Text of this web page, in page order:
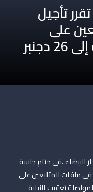
تأجيل
على
خلفية أحداث الحسيمة إلى 26 دجنبر
البيضاء ،في ختام جلسة
في ملفات المتابعين على
26 دجنبر الجاري لمواصلة تعقيب النيابة